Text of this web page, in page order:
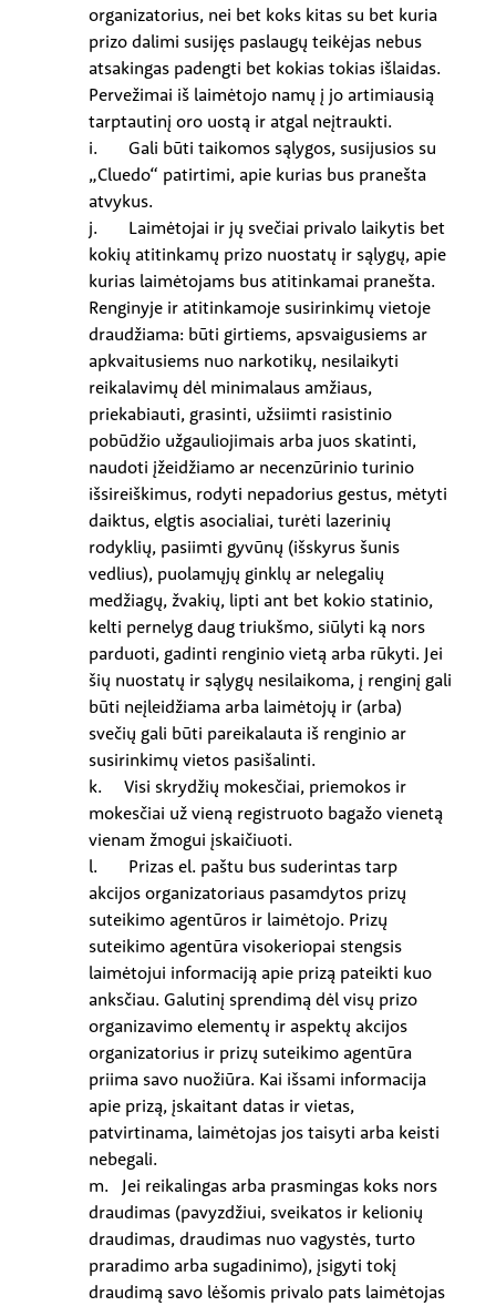
organizatorius, nei bet koks kitas su bet kuria
prizo dalimi susijęs paslaugų teikėjas nebus
atsakingas padengti bet kokias tokias išlaidas.
Pervežimai iš laimėtojo namų į jo artimiausią
tarptautinį oro uostą ir atgal neįtraukti.
i. Gali būti taikomos sąlygos, susijusios su
„Cluedo“ patirtimi, apie kurias bus pranešta
atvykus.
j. Laimėtojai ir jų svečiai privalo laikytis bet
kokių atitinkamų prizo nuostatų ir sąlygų, apie
kurias laimėtojams bus atitinkamai pranešta.
Renginyje ir atitinkamoje susirinkimų vietoje
draudžiama: būti girtiems, apsvaigusiems ar
apkvaitusiems nuo narkotikų, nesilaikyti
reikalavimų dėl minimalaus amžiaus,
priekabiauti, grasinti, užsiimti rasistinio
pobūdžio užgauliojimais arba juos skatinti,
naudoti įžeidžiamo ar necenzūrinio turinio
išsireiškimus, rodyti nepadorius gestus, mėtyti
daiktus, elgtis asocialiai, turėti lazerinių
rodyklių, pasiimti gyvūnų (išskyrus šunis
vedlius), puolamųjų ginklų ar nelegalių
medžiagų, žvakių, lipti ant bet kokio statinio,
kelti pernelyg daug triukšmo, siūlyti ką nors
parduoti, gadinti renginio vietą arba rūkyti. Jei
šių nuostatų ir sąlygų nesilaikoma, į renginį gali
būti neįleidžiama arba laimėtojų ir (arba)
svečių gali būti pareikalauta iš renginio ar
susirinkimų vietos pasišalinti.
k. Visi skrydžių mokesčiai, priemokos ir
mokesčiai už vieną registruoto bagažo vienetą
vienam žmogui įskaičiuoti.
l. Prizas el. paštu bus suderintas tarp
akcijos organizatoriaus pasamdytos prizų
suteikimo agentūros ir laimėtojo. Prizų
suteikimo agentūra visokeriopai stengsis
laimėtojui informaciją apie prizą pateikti kuo
anksčiau. Galutinį sprendimą dėl visų prizo
organizavimo elementų ir aspektų akcijos
organizatorius ir prizų suteikimo agentūra
priima savo nuožiūra. Kai išsami informacija
apie prizą, įskaitant datas ir vietas,
patvirtinama, laimėtojas jos taisyti arba keisti
nebegali.
m. Jei reikalingas arba prasmingas koks nors
draudimas (pavyzdžiui, sveikatos ir kelionių
draudimas, draudimas nuo vagystės, turto
praradimo arba sugadinimo), įsigyti tokį
draudimą savo lėšomis privalo pats laimėtojas